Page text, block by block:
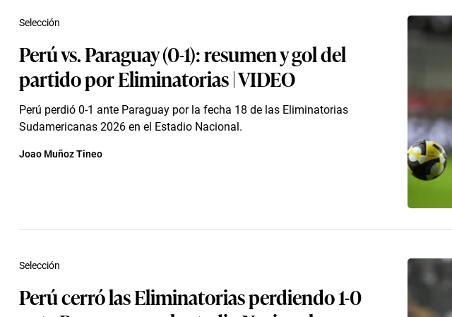
Perú vs. Paraguay (0-1): resumen y gol del
partido por Eliminatorias | VIDEO
Perú perdió 0-1 ante Paraguay por la fecha 18 de las Eliminatorias
Sudamericanas 2026 en el Estadio Nacional.
Selección
Joao Muñoz Tineo
Perú cerró las Eliminatorias perdiendo 1-0
Selección